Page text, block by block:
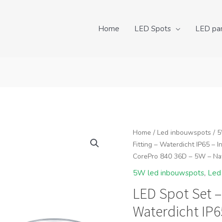
Home LED Spots LED
Home / Led inbouwspots /
Fitting – Waterdicht IP65 –
CorePro 840 36D – 5W –
5W led inbouwspots,
LED Spot Set
Waterdicht